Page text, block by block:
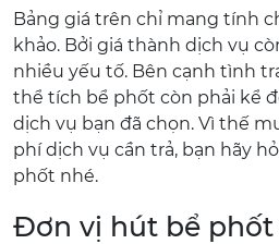
Bảng giá trên chỉ mang tính
khảo. Bởi giá thành dịch vụ
nhiều yếu tố. Bên cạnh tình
thể tích bể phốt còn phải kể
dịch vụ bạn đã chọn. Vì thế
phí dịch vụ cần trả, bạn hãy
phốt nhé.
Đơn vị hút bể phốt